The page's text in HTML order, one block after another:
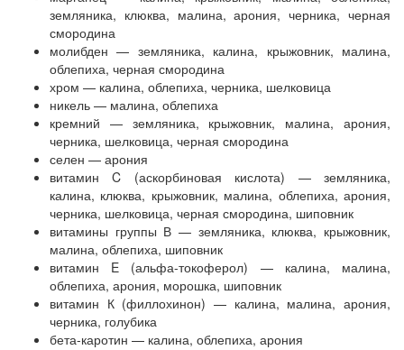
земляника, клюква, малина, арония, черника, черная
смородина
молибден — земляника, калина, крыжовник, малина,
облепиха, черная смородина
хром — калина, облепиха, черника, шелковица
никель — малина, облепиха
кремний — земляника, крыжовник, малина, арония,
черника, шелковица, черная смородина
селен — арония
витамин C (аскорбиновая кислота) — земляника,
калина, клюква, крыжовник, малина, облепиха, арония,
черника, шелковица, черная смородина, шиповник
витамины группы В — земляника, клюква, крыжовник,
малина, облепиха, шиповник
витамин E (альфа-токоферол) — калина, малина,
облепиха, арония, морошка, шиповник
витамин К (филлохинон) — калина, малина, арония,
черника, голубика
бета-каротин — калина, облепиха, арония